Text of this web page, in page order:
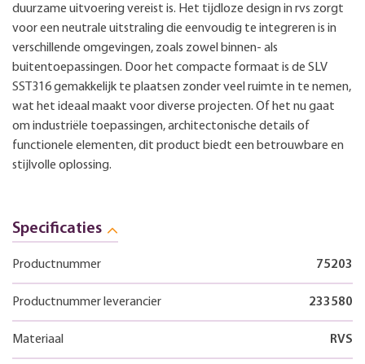
duurzame uitvoering vereist is. Het tijdloze design in rvs zorgt
voor een neutrale uitstraling die eenvoudig te integreren is in
verschillende omgevingen, zoals zowel binnen- als
buitentoepassingen. Door het compacte formaat is de SLV
SST316 gemakkelijk te plaatsen zonder veel ruimte in te nemen,
wat het ideaal maakt voor diverse projecten. Of het nu gaat
om industriële toepassingen, architectonische details of
functionele elementen, dit product biedt een betrouwbare en
stijlvolle oplossing.
Specificaties
Productnummer 75203
Productnummer leverancier 233580
Materiaal RVS